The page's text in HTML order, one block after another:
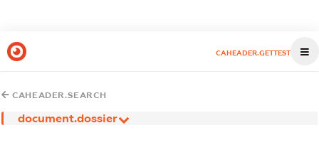
CAHEADER.GETTEST
CAHEADER.SEARCH
document.dossier